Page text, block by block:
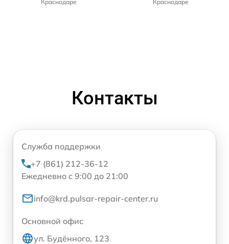
Краснодаре
Краснодаре
Контакты
Служба поддержки
+7 (861) 212-36-12
Ежедневно с 9:00 до 21:00
info@krd.pulsar-repair-center.ru
Основной офис
ул. Будённого, 123